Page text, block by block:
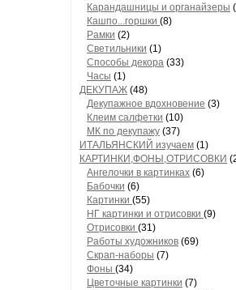
Карандашницы и органайзеры
Кашпо...горшки (8)
Рамки (2)
Светильники (1)
Способы декора (33)
Часы (1)
ДЕКУПАЖ (48)
Декупажное вдохновение (3)
Клеим салфетки (10)
МК по декупажу (37)
ИТАЛЬЯНСКИЙ изучаем (1)
КАРТИНКИ,ФОНЫ,ОТРИСОВКИ
Ангелочки в картинках (6)
Бабочки (6)
Картинки (55)
НГ картинки и отрисовки (9)
Отрисовки (31)
Работы художников (69)
Скрап-наборы (7)
Фоны (34)
Цветочные картинки (7)